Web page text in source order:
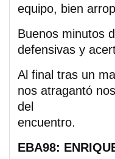
equipo, bien
Buenos minutos
defensivas y
Al final tras un
nos atragantó
del
encuentro.
EBA98: